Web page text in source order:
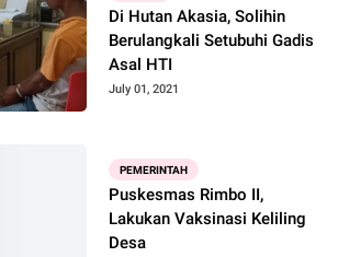
Di Hutan Akasia, Solihin
Berulangkali Setubuhi Gadis
Asal HTI
July 01, 2021
PEMERINTAH
Puskesmas Rimbo II,
Lakukan Vaksinasi Keliling
Desa